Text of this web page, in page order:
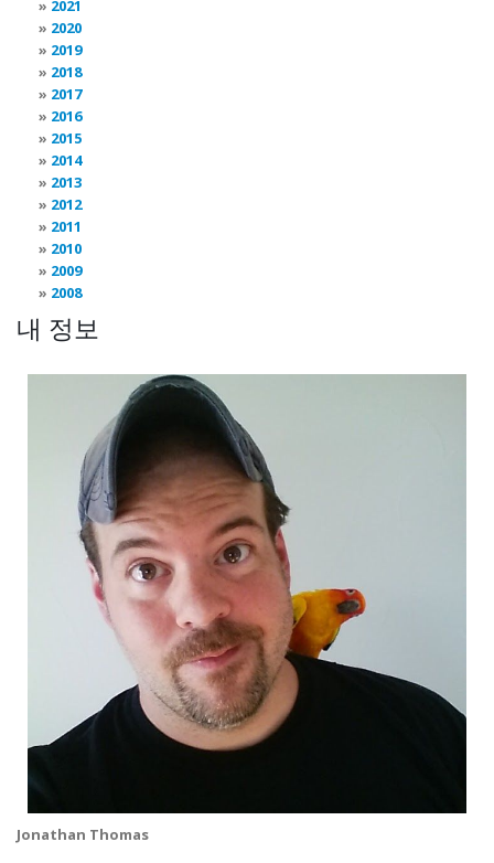
2021
2020
2019
2018
2017
2016
2015
2014
2013
2012
2011
2010
2009
2008
내 정보
Jonathan Thomas